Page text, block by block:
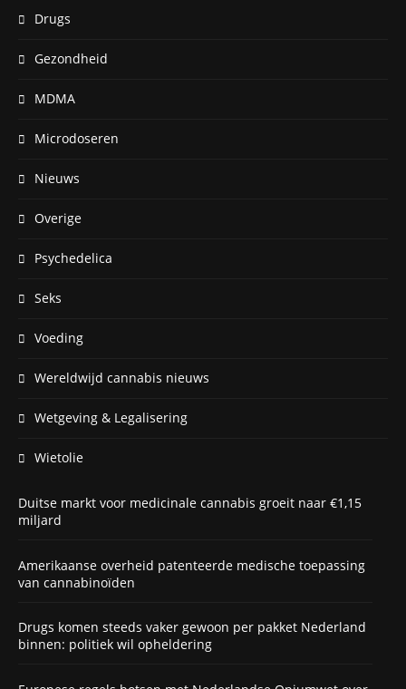
Drugs
Gezondheid
MDMA
Microdoseren
Nieuws
Overige
Psychedelica
Seks
Voeding
Wereldwijd cannabis nieuws
Wetgeving & Legalisering
Wietolie
Duitse markt voor medicinale cannabis groeit naar €1,15
miljard
Amerikaanse overheid patenteerde medische toepassing
van cannabinoïden
Drugs komen steeds vaker gewoon per pakket Nederland
binnen: politiek wil opheldering